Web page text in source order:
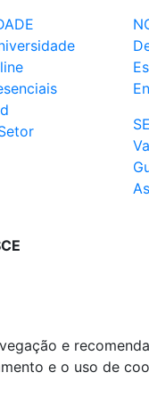
e
e o uso de